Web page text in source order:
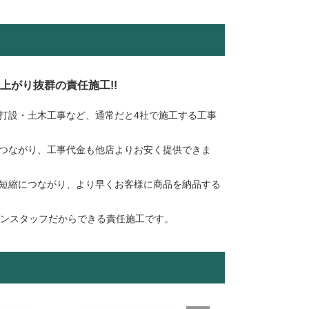
がり抜群の責任施工!!
設・土木工事など、通常だと4社で施工する工事
ながり、工事代金も他店よりお安く提供できま
縮につながり、より早くお客様に商品を納品する
スタッフだからできる責任施工です。